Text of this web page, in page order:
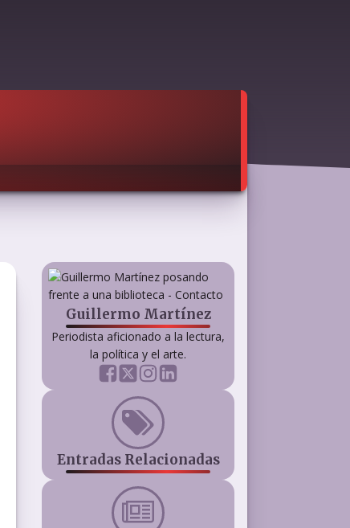
Guillermo Martínez
Periodista aficionado a la lectura,
la política y el arte.
Entradas Relacionadas